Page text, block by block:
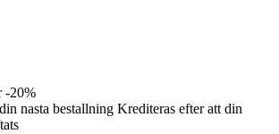
-20%
nasta bestallning Krediteras efter att din